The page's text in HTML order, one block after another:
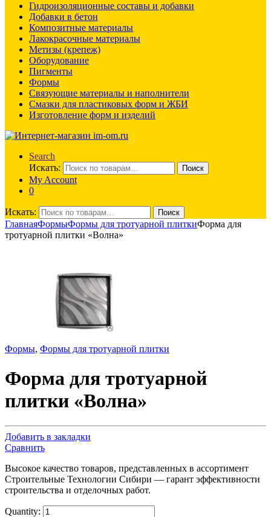
Гидроизоляционные составы и добавки
Добавки в бетон
Композитные материалы
Лакокрасочные материалы
Метизы (крепеж)
Оборудование
Пигменты
Формы
Связующие материалы и наполнители
Смазки для пластиковых форм и ЖБИ
Изготовление форм и изделий
Search
Искать:
Поиск
My Account
0
Искать: Поиск
ГлавнаяФормыФормы для тротуарной плиткиФорма для
тротуарной плитки «Волна»
Формы, Формы для тротуарной плитки
Форма для тротуарной
плитки «Волна»
Добавить в закладки
Сравнить
Высокое качество товаров, представленных в ассортимент
Строительные Технологии Сибири — гарант эффективности
строительства и отделочных работ.
Quantity: